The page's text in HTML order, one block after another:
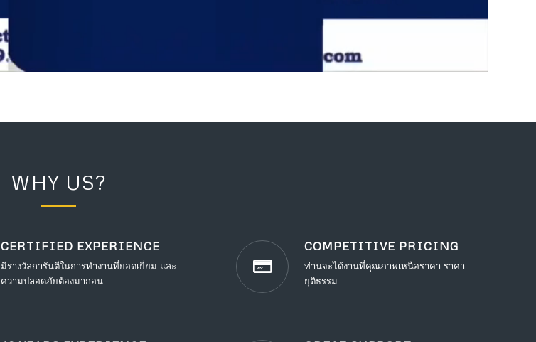
WHY US?
CERTIFIED EXPERIENCE
มีรางวัลการันตีในการทำงานที่ยอดเยี่ยม และ
ความปลอดภัยต้องมาก่อน
COMPETITIVE PRICING
ท่านจะได้งานที่คุณภาพเหนือราคา ราคา
ยุติธรรม